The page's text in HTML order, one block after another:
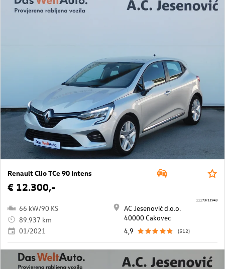
Renault Clio TCe 90 Intens
€ 12.300,-
66 kW/90 KS
89.937 km
01/2021
AC Jesenović d.o.o.
40000 Cakovec
4,9
(512)
11173/11943